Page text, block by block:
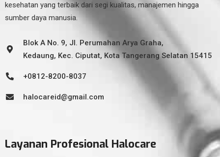
kesehatan yang terbaik dari segi kualitas, manajemen hingga
sumber daya manusia.
Blok A No. 9, Jl. Perumahan Arya Graha,
Kedaung, Kec. Ciputat, Kota Tangerang Selatan 15415
+0812-8200-8037
halocareid@gmail.com
Layanan Profesional Halocare